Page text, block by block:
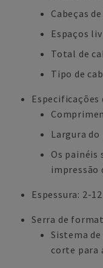
Cabeças
Espaços
Total de
Tipo de
Largura
Os
impressão
Espessura: 2-
Serra de
Sistema
corte para